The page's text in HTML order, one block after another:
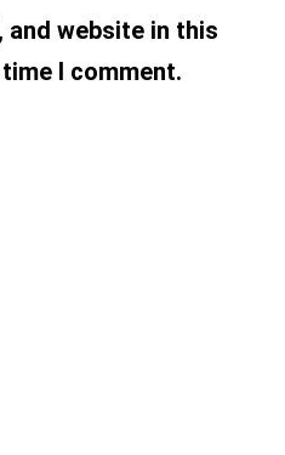
and website in this
I comment.